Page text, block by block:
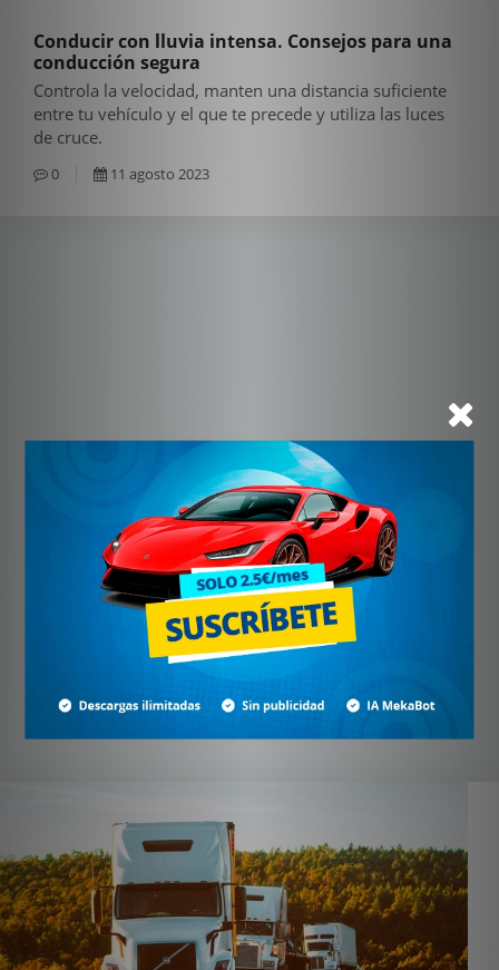
Conducir con lluvia intensa. Consejos para una
conducción segura
Controla la velocidad, manten una distancia suficiente
entre tu vehículo y el que te precede y utiliza las luces
de cruce.
0 11 agosto 2023